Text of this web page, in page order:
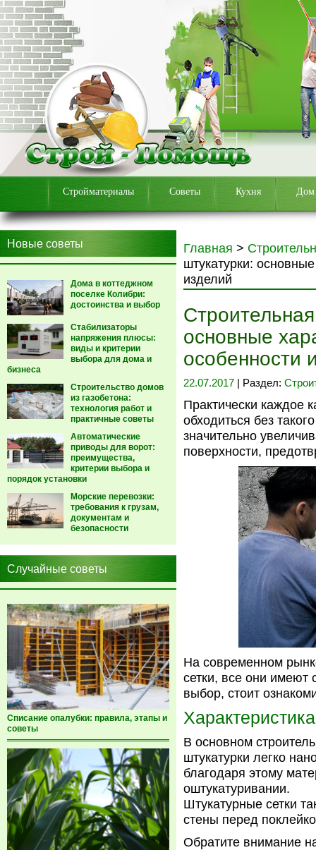
Стройматериалы Советы Кухня Дом
Новые советы
Дома в коттеджном
поселке Колибри:
достоинства и выбор
Стабилизаторы
напряжения плюсы:
виды и критерии
выбора для дома и
бизнеса
Строительство домов
из газобетона:
технология работ и
практичные советы
Автоматические
приводы для ворот:
преимущества,
критерии выбора и
порядок установки
Морские перевозки:
требования к грузам,
документам и
безопасности
Случайные советы
Списание опалубки: правила, этапы и
советы
Главная >
штукатурки:
изделий
основные
особенности
22.07.2017 | Раздел:
Практически каждое
обходиться без
значительно
поверхности,
На современном
сетки, все они имеют
выбор, стоит
В основном
штукатурки легко
благодаря этому
оштукатуривании.
Штукатурные сетки
стены перед
Обратите внимание